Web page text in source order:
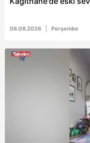
06.08.2026 Perşembe